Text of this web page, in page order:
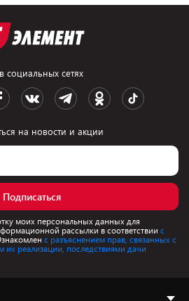
социальных сетях
на новости и акции
Подписаться
моих персональных данных для
рассылки в соответствии с
с разъяснением прав, связанных с
их реализации, последствиями дачи